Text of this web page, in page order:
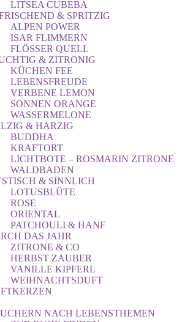
LITSEA CUBEBA
& SPRITZIG
ALPEN POWER
ISAR FLIMMERN
FLÖSSER QUELL
& ZITRONIG
KÜCHEN FEE
LEBENSFREUDE
VERBENE LEMON
SONNEN ORANGE
WASSERMELONE
& HARZIG
BUDDHA
KRAFTORT
LICHTBOTE – ROSMARIN ZITRONE
WALDBADEN
& SINNLICH
LOTUSBLÜTE
ROSE
ORIENTAL
PATCHOULI & HANF
DAS JAHR
ZITRONE & CO
HERBST ZAUBER
VANILLE KIPFERL
WEIHNACHTSDUFT
NACH LEBENSTHEMEN